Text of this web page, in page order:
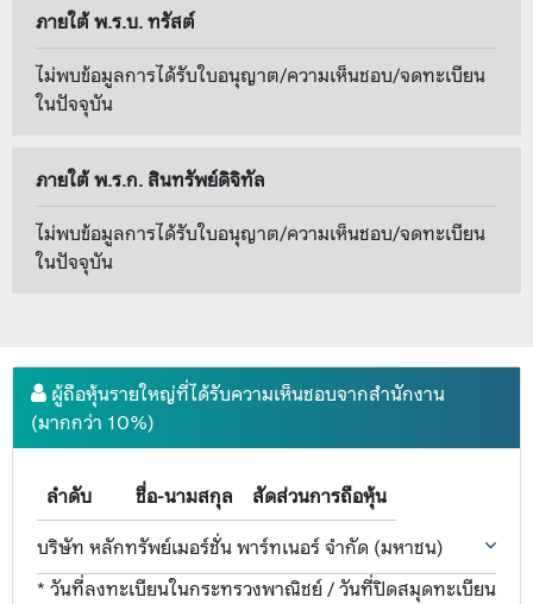
ภายใต้ พ.ร.บ. ทรัสต์
ไม่พบข้อมูลการได้รับใบอนุญาต/ความเห็นชอบ/จดทะเบียน
ในปัจจุบัน
ภายใต้ พ.ร.ก. สินทรัพย์ดิจิทัล
ไม่พบข้อมูลการได้รับใบอนุญาต/ความเห็นชอบ/จดทะเบียน
ในปัจจุบัน
ผู้ถือหุ้นรายใหญ่ที่ได้รับความเห็นชอบจากสำนักงาน
(มากกว่า 10%)
ลำดับ ชื่อ-นามสกุล
สัดส่วนการถือหุ้น
บริษัท หลักทรัพย์เมอร์ชั่น พาร์ทเนอร์ จำกัด (มหาชน)
* วันที่ลงทะเบียนในกระทรวงพาณิชย์ / วันที่ปิดสมุดทะเบียน